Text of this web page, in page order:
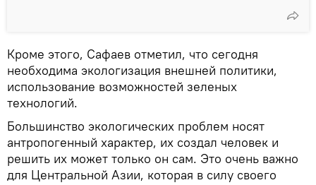
Кроме этого, Сафаев отметил, что сегодня
необходима экологизация внешней политики,
использование возможностей зеленых
технологий.
Большинство экологических проблем носят
антропогенный характер, их создал человек и
решить их может только он сам. Это очень важно
для Центральной Азии, которая в силу своего